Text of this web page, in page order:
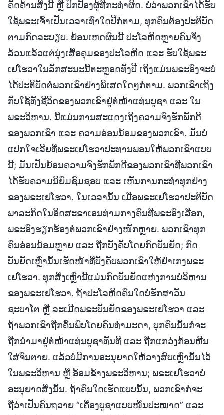
ຄັດຄ້ານສິ່ງນີ້ ຫຼື ປົກປ້ອງຜູ້ທີ່ກະທໍາຜິດ. ບໍ່ວ່າພວກເຂົາໄດ້ຮັບ
ໃຊ້ພຣະເຈົ້າເປັນເວລາເທົ່າໃດປີກໍຕາມ, ທຸກຄົນຕ້ອງປະຕິບັດ
ຕາມກົດລະບຽບ. ຍ້ອນເຫດຜົນນີ້ ປະໂລຫິດຫຼາຍຄົນຈຶ່ງ
ລ້ວນແລ້ວແຕ່ນຸ່ງເສື້ອຄຸມຂອງປະໂລຫິດ ແລະ ຮັບໃຊ້ພຣະ
ເຢໂຮວາໃນລັກສະນະນີ້ຕະຫຼອດທັງປີ ເຖິງແມ່ນພຣະອົງຈະບໍ່
ໄດ້ປະຕິບັດຕໍ່ພວກເຂົາຢ່າງພິເສດໃດໆກໍຕາມ. ພວກເຂົາເຖິງ
ກັບໃຊ້ທັງຊີວິດຂອງພວກເຂົາຢູ່ຕໍ່ໜ້າແທ່ນບູຊາ ແລະ ໃນ
ພຣະວິຫານ. ນີ້ແມ່ນການສະແດງເຖິງຄວາມຈົງຮັກພັກດີ
ຂອງພວກເຂົາ ແລະ ຄວາມອ່ອນນ້ອມຂອງພວກເຂົາ. ມັນບໍ່
ແປກໃຈເລີຍທີ່ພຣະເຢໂຮວາປະທານພອນໃຫ້ພວກເຂົາແບບ
ນີ້; ມັນເປັນຍ້ອນຄວາມຈົງຮັກພັກດີຂອງພວກເຂົາທີ່ພວກເຂົາ
ໄດ້ຮັບຄວາມນິຍົມຊົມຊອບ ແລະ ເຫັນການກະທຳທຸກຢ່າງ
ຂອງພຣະເຢໂຮວາ. ໃນເວລານັ້ນ ເມື່ອພຣະເຢໂຮວາປະຕິບັດ
ພາລະກິດໃນອິດສະຣາເອນທ່າມກາງຄົນທີ່ພຣະອົງເລືອກ,
ພຣະອົງຮຽກຮ້ອງຕໍ່ພວກເຂົາຢ່າງໜັກຫຼາຍ. ພວກເຂົາທຸກ
ຄົນອ່ອນນ້ອມຫຼາຍ ແລະ ຖືກບັງຄັບໂດຍກົດບັນຍັດ; ກົດ
ບັນຍັດເຫຼົ່ານັ້ນເຮັດໜ້າທີ່ບັງຄັບພວກເຂົາໃຫ້ຢຳເກງພຣະ
ເຢໂຮວາ. ທຸກສິ່ງເຫຼົ່ານີ້ແມ່ນກົດບັນຍັດແຫ່ງການບໍລິຫານ
ຂອງພຣະເຢໂຮວາ. ຖ້າປະໂລຫິດຄົນໃດບໍ່ຮັກສາວັນ
ຊະບາໂຕ ຫຼື ລະເມີດພຣະບັນຍັດຂອງພຣະເຢໂຮວາ ແລະ
ຖ້າພວກເຂົາຖືກຄົ້ນພົບໂດຍຄົນທຳມະດາ, ບຸກຄົນນັ້ນກໍຈະ
ຖືກນໍາມາຢູ່ຕໍ່ໜ້າແທ່ນບູຊາທັນທີ ແລະ ຖືກແກວ່ງກ້ອນຫີນ
ໃສ່ຈົນຕາຍ. ແລ້ວບໍ່ມີການອະນຸຍາດໃຫ້ວາງສົບເຫຼົ່ານັ້ນໄວ້
ໃນພຣະວິຫານ ຫຼື ອ້ອມຂ້າງພຣະວິຫານ; ພຣະເຢໂຮວາບໍ່
ອະນຸຍາດສິ່ງນັ້ນ. ຖ້າຄົນໃດເຮັດແບບນັ້ນ, ພວກເຂົາກໍຈະ
ຖືວ່າເປັນຄົນຖວາຍ “ເຄື່ອງບູຊາແບບໝິ່ນປະໝາດ” ແລະ